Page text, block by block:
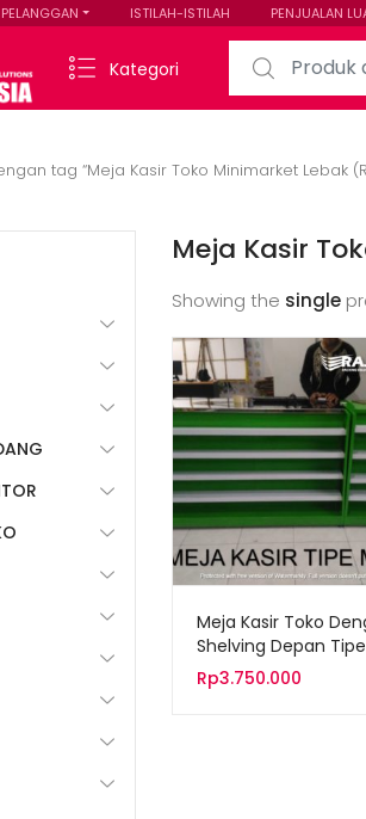
PELANGGAN ISTILAH-ISTILAH PENJUALAN
Kategori
Search for:
tag “Meja Kasir Toko Minimarket Lebak
Meja Kasir
Showing the single
Meja Kasir Toko
Shelving Depan Tipe
MK-08
Rp3.750.000